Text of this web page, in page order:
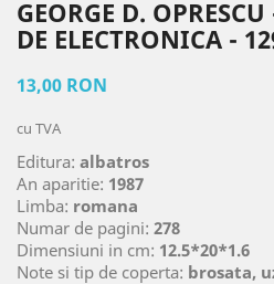
GEORGE D.
DE ELECTRONICA -
13,00 RON
cu TVA
Editura: albatros
An aparitie: 1987
Limba: romana
Numar de pagini: 278
Dimensiuni in cm: 12.5*20*1.6
Note si tip de coperta: brosata,